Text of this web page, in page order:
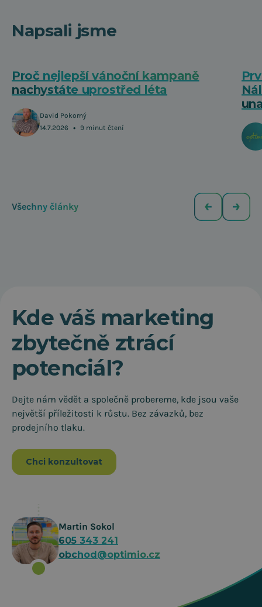
Napsali jsme
Proč nejlepší vánoční kampaně
nachystáte uprostřed léta
David Pokorný
14.7.2026
• 9 minut čtení
Všechny články
Kde váš marketing
zbytečně ztrácí
potenciál?
Dejte nám vědět a společně probereme, kde jsou vaše
největší příležitosti k růstu. Bez závazků, bez
prodejního tlaku.
Chci konzultovat
Martin Sokol
605 343 241
obchod@optimio.cz